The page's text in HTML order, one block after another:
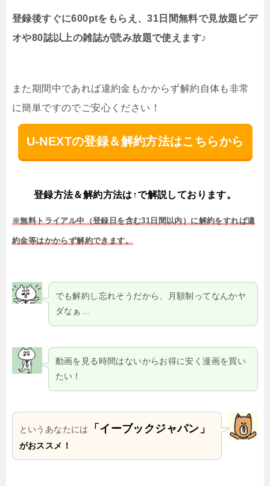
登録後すぐに600ptをもらえ、31日間無料で見放題ビデ
オや80誌以上の雑誌が読み放題で使えます♪
また期間中であれば違約金もかからず解約自体も非常
に簡単ですのでご安心ください！
U-NEXTの登録＆解約方法はこちらから
登録方法＆解約方法は↑で解説しております。
※無料トライアル中（登録日を含む31日間以内）に解約をすれば違
約金等はかからず解約できます。
でも解約し忘れそうだから、月額制ってなんかヤ
ダなぁ…
動画を見る時間はないからお得に安く漫画を買い
たい！
というあなたには 「イーブックジャパン」
がおススメ！